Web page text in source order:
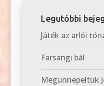
Legutóbbi
Játék az arlói
Farsangi bál
Megünnepeltük